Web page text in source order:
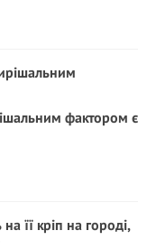
фактором є